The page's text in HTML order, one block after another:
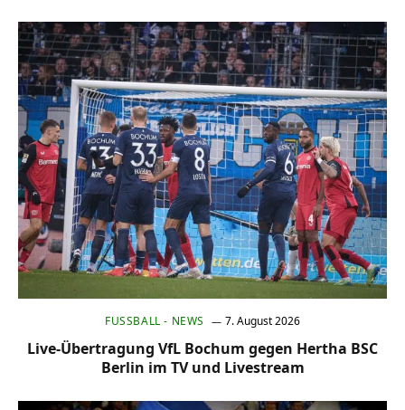
FUSSBALL - NEWS 7. August 2026
Live-Übertragung VfL Bochum gegen Hertha BSC
Berlin im TV und Livestream